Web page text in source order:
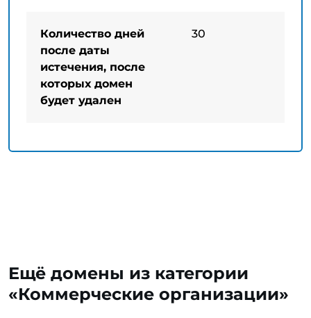
Количество дней
после даты
истечения, после
которых домен
будет удален
30
Ещё домены из категории
«Коммерческие организации»